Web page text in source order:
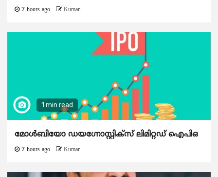
7 hours ago Kumar
1 min read
മോൾബിയോ ഡയഗ്നോസ്റ്റിക്സ് ലിമിറ്റഡ് ഐപിഒ
7 hours ago Kumar